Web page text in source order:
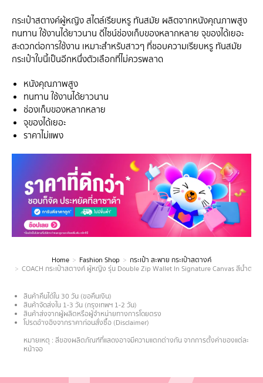
กระเป๋าสตางค์ผู้หญิง สไตล์เรียบหรู ทันสมัย ผลิตจากหนังคุณภาพสูง
ทนทาน ใช้งานได้ยาวนาน ดีไซน์ช่องเก็บของหลากหลาย จุของได้เยอะ
สะดวกต่อการใช้งาน เหมาะสำหรับสาวๆ ที่ชอบความเรียบหรู ทันสมัย
กระเป๋าใบนี้เป็นอีกหนึ่งตัวเลือกที่ไม่ควรพลาด
หนังคุณภาพสูง
ทนทาน ใช้งานได้ยาวนาน
ช่องเก็บของหลากหลาย
จุของได้เยอะ
ราคาไม่แพง
You are here:
Home Fashion Shop
กระเป๋า สะพาย กระเป๋าสตางค์
COACH กระเป๋าสตางค์ ผู้หญิง รุ่น Double Zip Wallet In Signature Canvas สีน้ำตาล
สินค้าคืนได้ใน 30 วัน (ขอคืนเงิน)
สินค้าจัดส่งใน 1-3 วัน (กรุงเทพฯ 1-2 วัน)
สินค้าส่งจากผู้ผลิตหรือผู้จำหน่ายทางการโดยตรง
โปรดอ้างอิงจากราคาก่อนสั่งซื้อ (Disclaimer)
หมายเหตุ : สีของผลิตภัณฑ์ที่แสดงอาจมีความแตกต่างกัน จากการตั้งค่าของแต่ละ
หน้าจอ